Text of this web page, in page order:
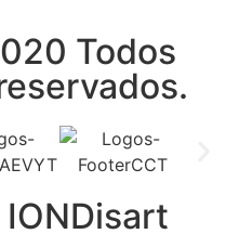
Todos
IONDisart